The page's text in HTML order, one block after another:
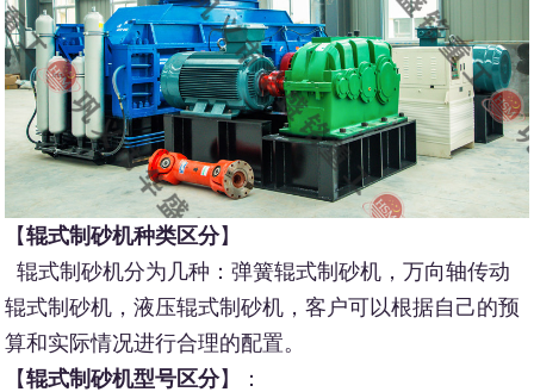
【辊式制砂机种类区分】
辊式制砂机分为几种：弹簧辊式制砂机，万向轴传动
辊式制砂机，液压辊式制砂机，客户可以根据自己的预
算和实际情况进行合理的配置。
【辊式制砂机型号区分】：